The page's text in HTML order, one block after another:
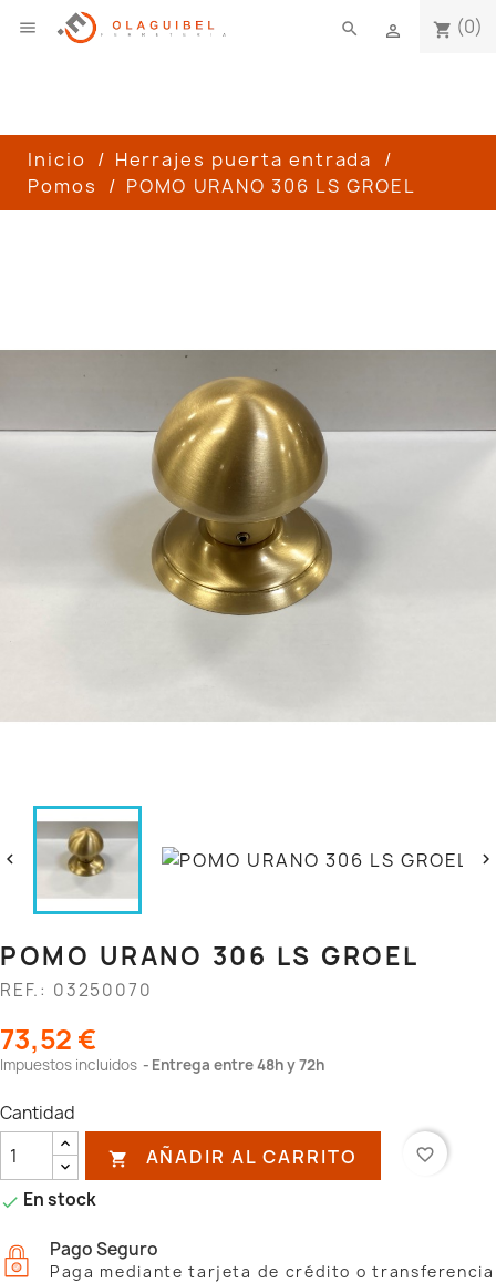
 shopping_cart (0)

search
Inicio
Herrajes puerta entrada
Pomos
POMO URANO 306 LS GROEL
 
POMO URANO 306 LS GROEL
REF.: 03250070
73,52 €
Impuestos incluidos Entrega entre 48h y 72h
Cantidad
 AÑADIR AL CARRITO favorite_border
 En stock
Pago Seguro
Paga mediante tarjeta de crédito o transferencia